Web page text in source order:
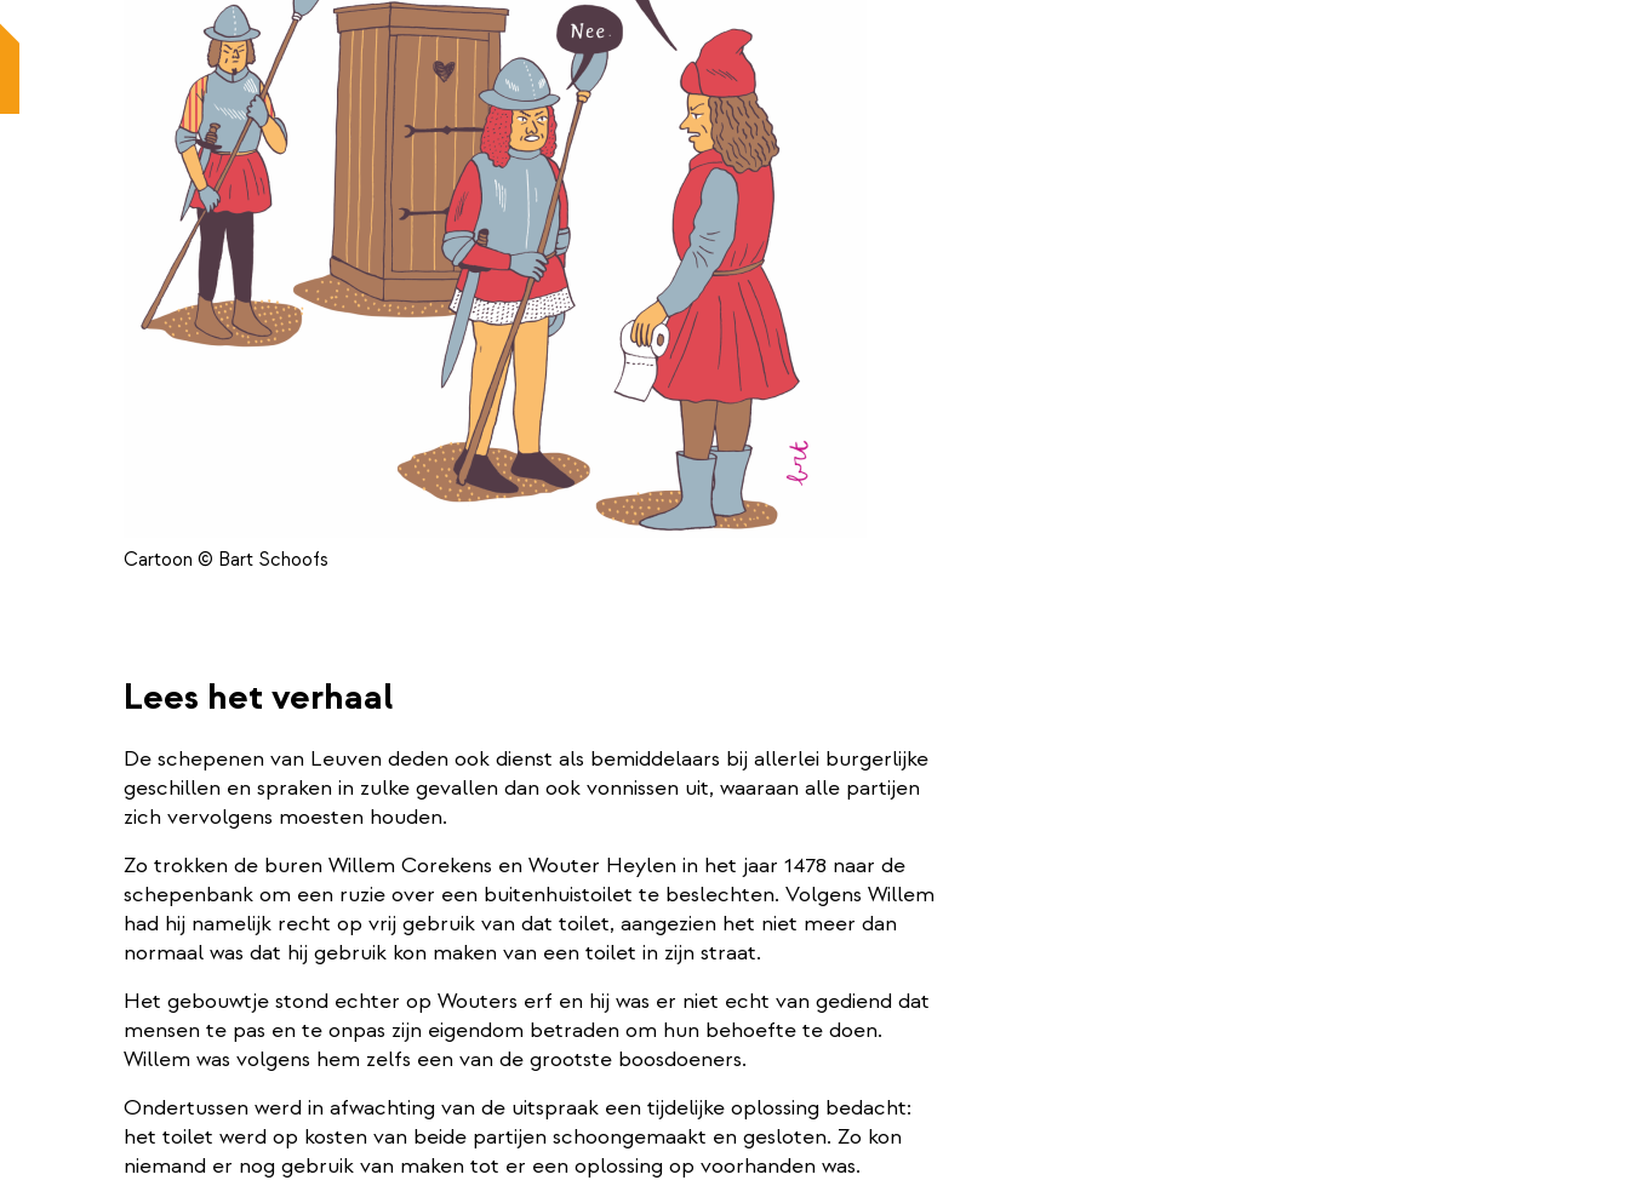
Cartoon © Bart Schoofs
Lees het verhaal
De schepenen van Leuven deden ook dienst als bemiddelaars bij allerlei burgerlijke
geschillen en spraken in zulke gevallen dan ook vonnissen uit, waaraan alle partijen
zich vervolgens moesten houden.
Zo trokken de buren Willem Corekens en Wouter Heylen in het jaar 1478 naar de
schepenbank om een ruzie over een buitenhuistoilet te beslechten. Volgens Willem
had hij namelijk recht op vrij gebruik van dat toilet, aangezien het niet meer dan
normaal was dat hij gebruik kon maken van een toilet in zijn straat.
Het gebouwtje stond echter op Wouters erf en hij was er niet echt van gediend dat
mensen te pas en te onpas zijn eigendom betraden om hun behoefte te doen.
Willem was volgens hem zelfs een van de grootste boosdoeners.
Ondertussen werd in afwachting van de uitspraak een tijdelijke oplossing bedacht:
het toilet werd op kosten van beide partijen schoongemaakt en gesloten. Zo kon
niemand er nog gebruik van maken tot er een oplossing op voorhanden was.